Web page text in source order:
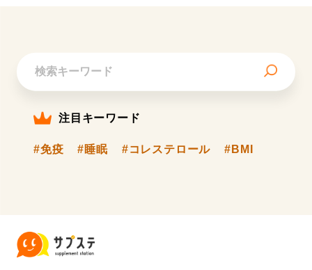
注目キーワード
#免疫 #睡眠 #コレステロール #BMI